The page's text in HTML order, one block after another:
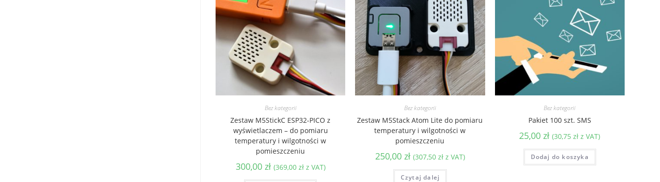
Bez kategorii
Zestaw M5StickC ESP32-PICO z
wyświetlaczem – do pomiaru
temperatury i wilgotności w
pomieszczeniu
300,00 zł (369,00 złz VAT)
Bez kategorii
Zestaw M5Stack Atom Lite do pomiaru
temperatury i wilgotności w
pomieszczeniu
250,00 zł (307,50 złz VAT)
Czytaj dalej
Bez kategorii
Pakiet 100 szt. SMS
25,00 zł (30,75zł z VAT)
Dodaj do koszyka